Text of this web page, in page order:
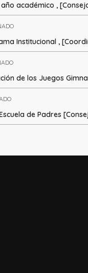
académico ,
Institucional ,
de los Juegos
de Padres